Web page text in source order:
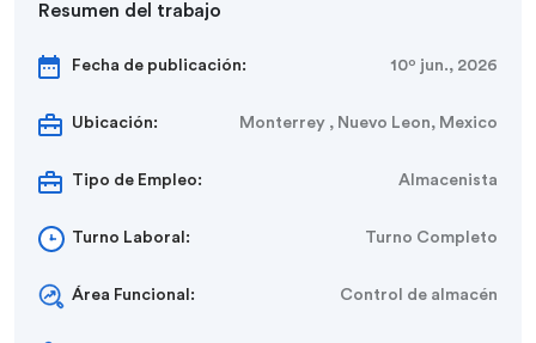
Resumen del trabajo
Fecha de publicación: 10º jun., 2026
Ubicación: Monterrey , Nuevo Leon, Mexico
Tipo de Empleo: Almacenista
Turno Laboral: Turno Completo
Área Funcional: Control de almacén